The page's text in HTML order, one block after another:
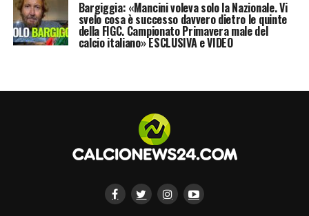
Bargiggia: «Mancini voleva solo la Nazionale. Vi
svelo cosa è successo davvero dietro le quinte
della FIGC. Campionato Primavera male del
calcio italiano» ESCLUSIVA e VIDEO